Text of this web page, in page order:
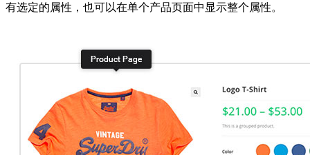
有选定的属性，也可以在单个产品页面中显示整个属性。